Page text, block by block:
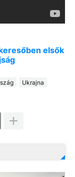
elsők
Ukrajna